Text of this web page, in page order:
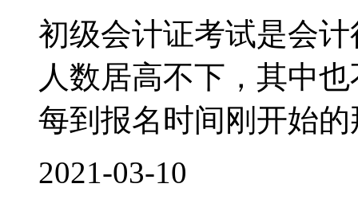
初级会计证考试是会
人数居高不下，其中
每到报名时间刚开始
2021-03-10